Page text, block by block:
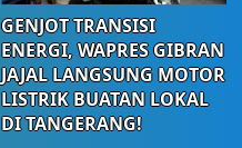
GENJOT TRANSISI
ENERGI, WAPRES GIBRAN
JAJAL LANGSUNG MOTOR
LISTRIK BUATAN LOKAL
DI TANGERANG!